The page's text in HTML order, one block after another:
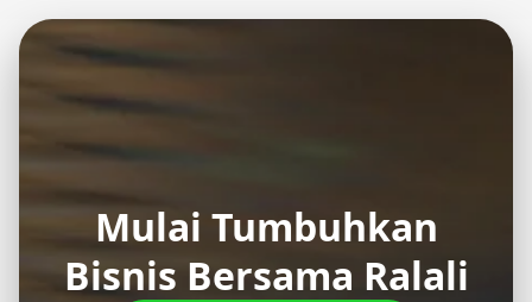
Mulai Tumbuhkan
Bisnis Bersama Ralali